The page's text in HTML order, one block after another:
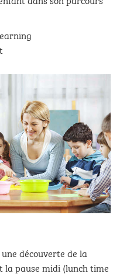
découverte de la
la pause midi (lunch time